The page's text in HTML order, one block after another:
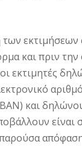
εκτιμήσεων
και πριν την
εκτιμητές
και
είναι